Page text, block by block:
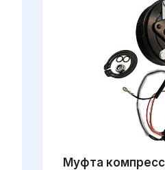
Муфта